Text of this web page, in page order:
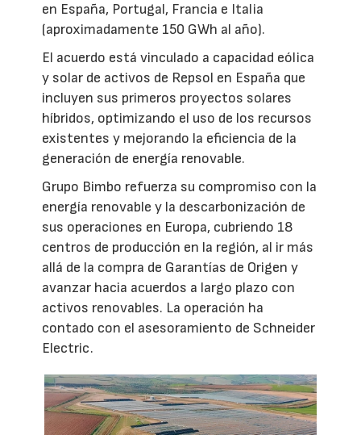
en España, Portugal, Francia e Italia
(aproximadamente 150 GWh al año).
El acuerdo está vinculado a capacidad eólica
y solar de activos de Repsol en España que
incluyen sus primeros proyectos solares
híbridos, optimizando el uso de los recursos
existentes y mejorando la eficiencia de la
generación de energía renovable.
Grupo Bimbo refuerza su compromiso con la
energía renovable y la descarbonización de
sus operaciones en Europa, cubriendo 18
centros de producción en la región, al ir más
allá de la compra de Garantías de Origen y
avanzar hacia acuerdos a largo plazo con
activos renovables. La operación ha
contado con el asesoramiento de Schneider
Electric.